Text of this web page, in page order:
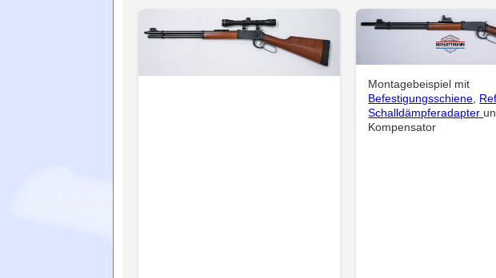
Montagebeispiel mit
Befestigungsschiene,
Schalldämpferadapter
Kompensator